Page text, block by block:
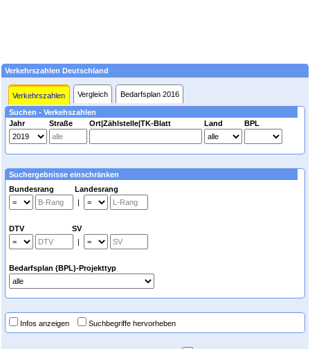
Verkehrszahlen Deutschland
Verkehrszahlen Vergleich Bedarfsplan 2016
Suchen - Verkehszahlen
Jahr
Straße Ort|Zählstelle|TK-Blatt Land BPL
Suchergebnisse einschränken
Bundesrang Landesrang
|
DTV SV
|
Bedarfsplan (BPL)-Projekttyp
Infos anzeigen Suchbegriffe hervorheben